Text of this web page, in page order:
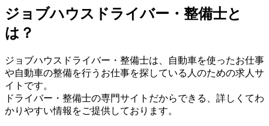
ジョブハウスドライバー・整備士と
は？
ジョブハウスドライバー・整備士は、自動車を使ったお仕事
や自動車の整備を行うお仕事を探している人のための求人サ
イトです。
ドライバー・整備士の専門サイトだからできる、詳しくてわ
かりやすい情報をご提供しております。